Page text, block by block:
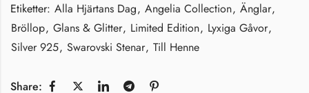
Etiketter: Alla Hjärtans Dag, Angelia Collection, Änglar,
Bröllop, Glans & Glitter, Limited Edition, Lyxiga Gåvor,
Silver 925, Swarovski Stenar, Till Henne
Share: